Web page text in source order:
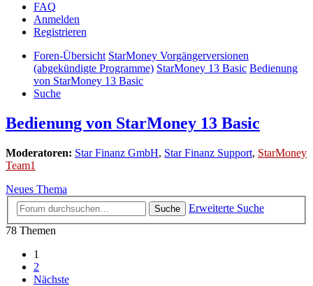
FAQ
Anmelden
Registrieren
Foren-Übersicht StarMoney Vorgängerversionen
(abgekündigte Programme) StarMoney 13 Basic Bedienung
von StarMoney 13 Basic
Suche
Bedienung von StarMoney 13 Basic
Moderatoren: Star Finanz GmbH, Star Finanz Support, StarMoney
Team1
Neues Thema
Suche
Erweiterte Suche
78 Themen
1
2
Nächste